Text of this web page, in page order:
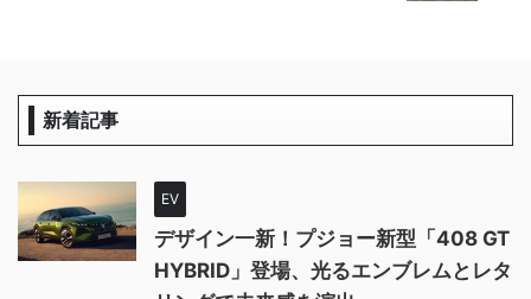
新着記事
EV
デザイン一新！プジョー新型「408 GT
HYBRID」登場、光るエンブレムとレタ